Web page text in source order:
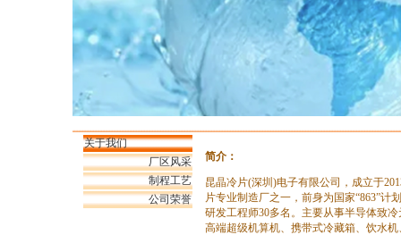
关于我们
厂区风采
制程工艺
公司荣誉
简介：
昆晶冷片(深圳)电子有限公司，成立于
片专业制造厂之一，前身为国家“863”计
研发工程师30多名。主要从事半导体致
高端超级机算机、携带式冷藏箱、饮水